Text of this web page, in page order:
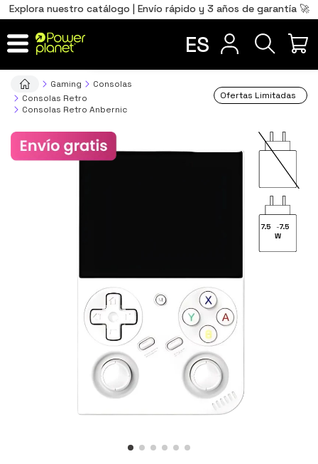
Explora nuestro catálogo | Envío rápido y 3 años de garantía 🚀
ES
Gaming
Consolas
Consolas Retro
Consolas Retro Anbernic
Ofertas Limitadas
7.5 -7.5
W
Total 0,00€
IR AL CARRITO
Português
PT
FR